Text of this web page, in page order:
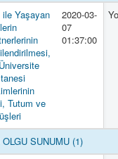
ile Yaşayan
Tutum ve
2020-03-
07
01:37:00
SUNUMU (1)